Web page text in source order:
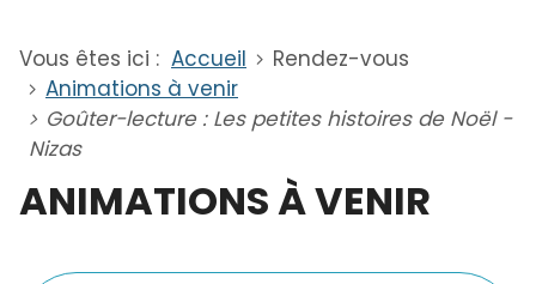
Vous êtes ici : Accueil
Rendez-vous
Animations à venir
Goûter-lecture : Les petites histoires de Noël -
Nizas
ANIMATIONS À VENIR